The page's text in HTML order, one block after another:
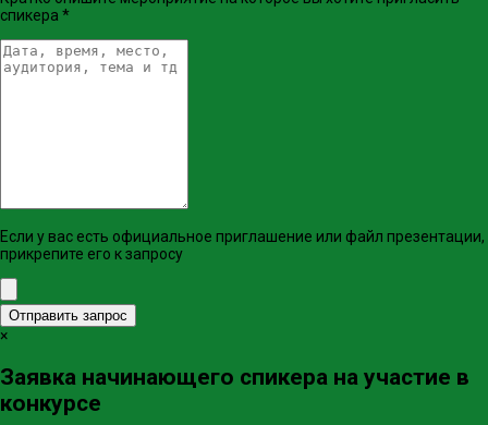
спикера *
Если у вас есть официальное приглашение или файл презентации,
прикрепите его к запросу
Отправить запрос
×
Заявка начинающего спикера на участие в
конкурсе